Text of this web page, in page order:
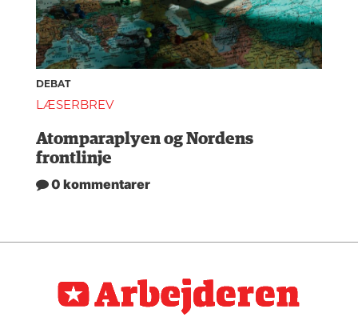
DEBAT
LÆSERBREV
Atomparaplyen og Nordens
frontlinje
0 kommentarer